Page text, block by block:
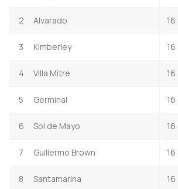
2 Alvarado 16
3 Kimberley 16
4 Villa Mitre 16
5 Germinal 16
6 Sol de Mayo 16
7 Guillermo Brown 16
8 Santamarina 16